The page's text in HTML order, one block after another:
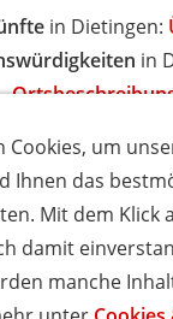
in Dietingen:
in
COOKIES &
Cookies, um
Ihnen das
Mit dem Klick
damit
manche